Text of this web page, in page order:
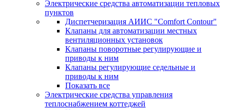
Электрические средства автоматизации тепловых
пунктов
Диспетчеризация АИИС "Comfort Contour"
Клапаны для автоматизации местных
вентиляционных установок
Клапаны поворотные регулирующие и
приводы к ним
Клапаны регулирующие седельные и
приводы к ним
Показать все
Электрические средства управления
теплоснабжением коттеджей